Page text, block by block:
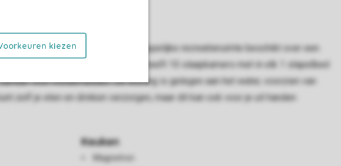
kiezen
mindervaliden. De gemeenschappelijke recreatieruimte beschikt over een
en koffiezetapparaat. De woning heeft 10 slaapkamers met in elk 1 stapelbed
voor mindervaliden. De woning is gelegen aan het water, voorzien van
zelf je eten en drinken verzorgen, maar dit kan ook voor je uit handen
Keuken
Magnetron